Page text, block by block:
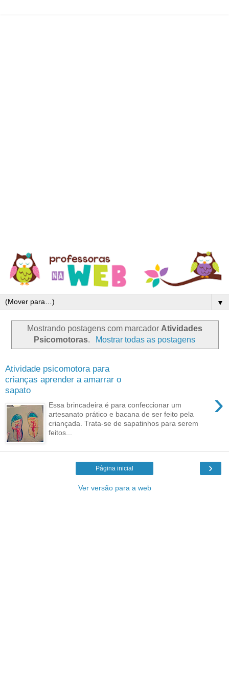
▼
Mostrando postagens com marcador Atividades
Psicomotoras. Mostrar todas as postagens
Atividade psicomotora para
crianças aprender a amarrar o
sapato
›
Essa brincadeira é para confeccionar um
artesanato prático e bacana de ser feito pela
criançada. Trata-se de sapatinhos para serem
feitos...
›
Página inicial
Ver versão para a web